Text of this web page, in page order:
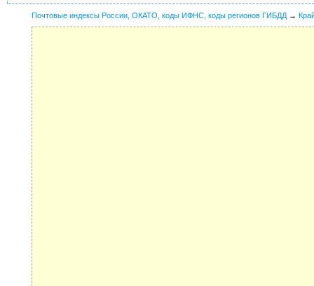
Почтовые индексы России, ОКАТО, коды ИФНС, коды регионов ГИБДД →